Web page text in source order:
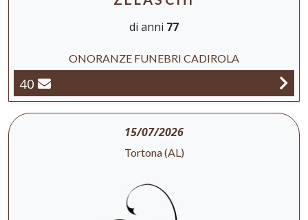
di anni 77
ONORANZE FUNEBRI CADIROLA
40
15/07/2026
Tortona (AL)